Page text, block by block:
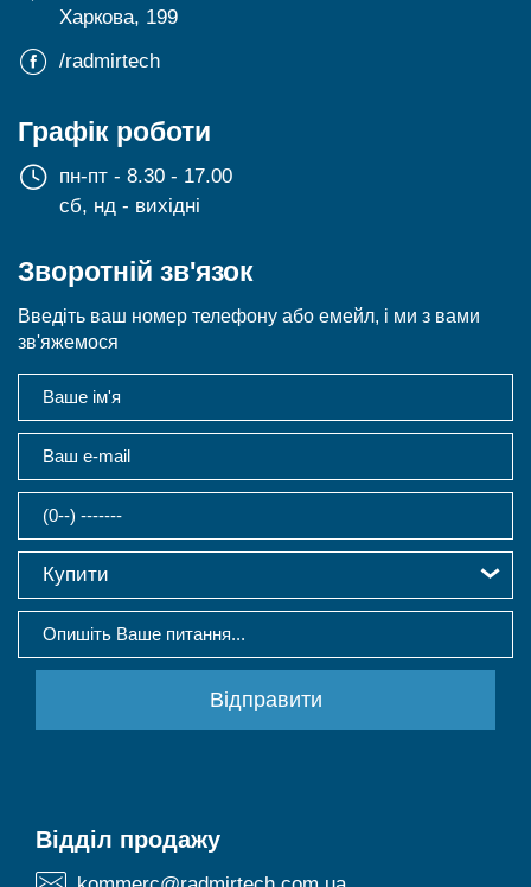
Харкова, 199
/radmirtech
Графік роботи
пн-пт - 8.30 - 17.00
сб, нд - вихідні
Зворотній зв'язок
Введіть ваш номер телефону або емейл, і ми з вами
зв'яжемося
Купити
Відділ продажу